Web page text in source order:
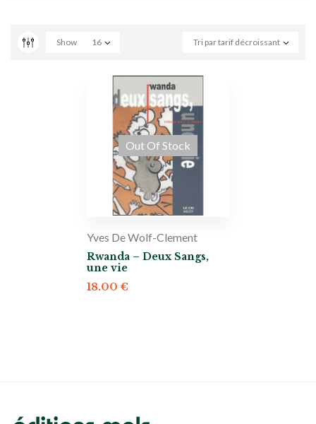
Tri par tarif décroissant
Show 16
Out Of Stock
Yves De Wolf-Clement
Rwanda – Deux Sangs,
une vie
18.00€